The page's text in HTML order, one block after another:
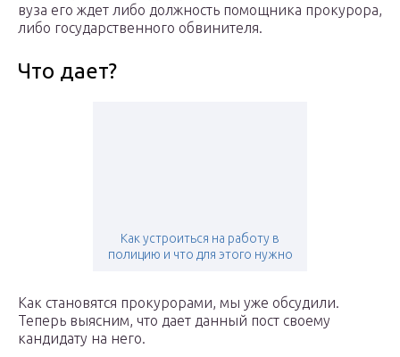
вуза его ждет либо должность помощника прокурора,
либо государственного обвинителя.
Что дает?
Как устроиться на работу в
полицию и что для этого нужно
Как становятся прокурорами, мы уже обсудили.
Теперь выясним, что дает данный пост своему
кандидату на него.